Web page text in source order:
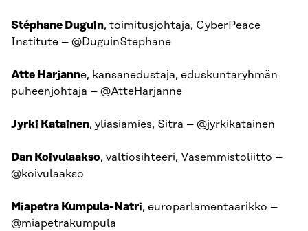
Stéphane Duguin, toimitusjohtaja, CyberPeace
Institute – @DuguinStephane
Atte Harjanne, kansanedustaja, eduskuntaryhmän
puheenjohtaja – @AtteHarjanne
Jyrki Katainen, yliasiamies, Sitra – @jyrkikatainen
Dan Koivulaakso, valtiosihteeri, Vasemmistoliitto –
@koivulaakso
Miapetra Kumpula-Natri, europarlamentaarikko –
@miapetrakumpula